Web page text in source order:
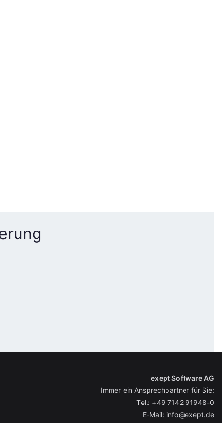
exept Software AG
Immer ein Ansprechpartner für Sie:
Tel.: +49 7142 91948-0
E-Mail: info@exept.de